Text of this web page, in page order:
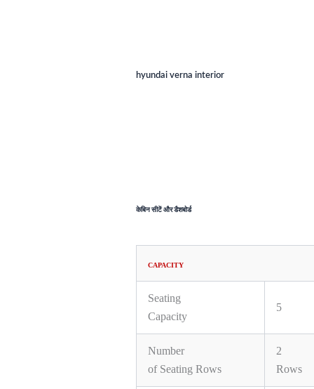
hyundai verna interior
केबिन सीटें और डैशबोर्ड
CAPACITY
Seating
Capacity
5
Number
of Seating Rows
2
Rows